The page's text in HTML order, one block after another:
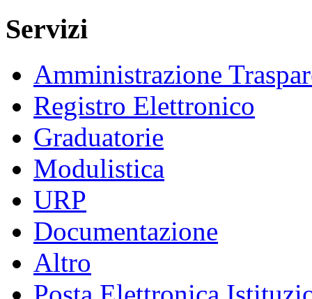
Servizi
Amministrazione
Registro Elettronico
Graduatorie
Modulistica
URP
Documentazione
Altro